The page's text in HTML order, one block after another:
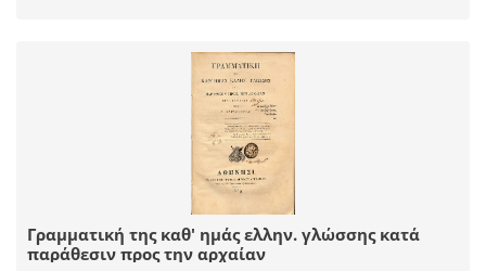
Γραμματική της καθ' ημάς ελλην. γλώσσης κατά
παράθεσιν προς την αρχαίαν